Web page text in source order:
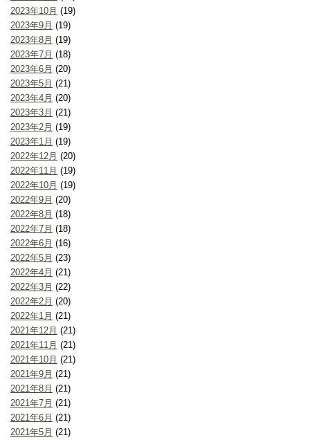
2023年10月 (19)
2023年9月 (19)
2023年8月 (19)
2023年7月 (18)
2023年6月 (20)
2023年5月 (21)
2023年4月 (20)
2023年3月 (21)
2023年2月 (19)
2023年1月 (19)
2022年12月 (20)
2022年11月 (19)
2022年10月 (19)
2022年9月 (20)
2022年8月 (18)
2022年7月 (18)
2022年6月 (16)
2022年5月 (23)
2022年4月 (21)
2022年3月 (22)
2022年2月 (20)
2022年1月 (21)
2021年12月 (21)
2021年11月 (21)
2021年10月 (21)
2021年9月 (21)
2021年8月 (21)
2021年7月 (21)
2021年6月 (21)
2021年5月 (21)